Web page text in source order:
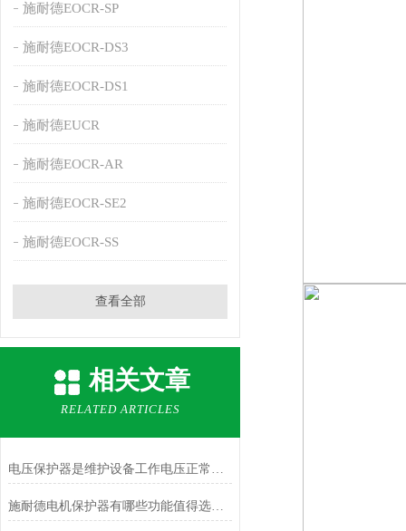
施耐德EOCR-SP
施耐德EOCR-DS3
施耐德EOCR-DS1
施耐德EUCR
施耐德EOCR-AR
施耐德EOCR-SE2
施耐德EOCR-SS
查看全部
相关文章
RELATED ARTICLES
电压保护器是维护设备工作电压正常的保护产品
施耐德电机保护器有哪些功能值得选择？